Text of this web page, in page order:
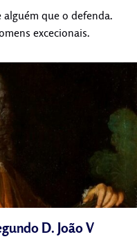
que o defenda.
excecionais.
D. João V